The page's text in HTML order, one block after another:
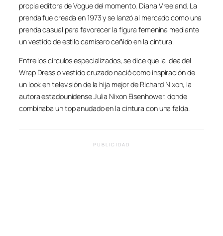
propia editora de Vogue del momento, Diana Vreeland. La
prenda fue creada en 1973 y se lanzó al mercado como una
prenda casual para favorecer la figura femenina mediante
un vestido de estilo camisero ceñido en la cintura.
Entre los círculos especializados, se dice que la idea del
Wrap Dress o vestido cruzado nació como inspiración de
un look en televisión de la hija mejor de Richard Nixon, la
autora estadounidense Julia Nixon Eisenhower, donde
combinaba un top anudado en la cintura con una falda.
PUBLICIDAD